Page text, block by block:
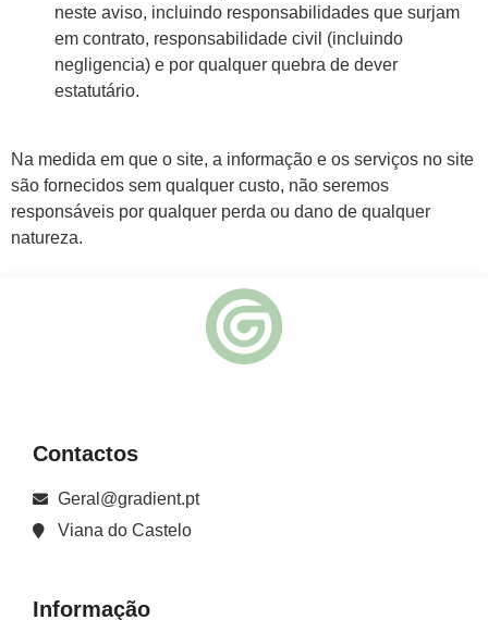
neste aviso, incluindo responsabilidades que surjam
em contrato, responsabilidade civil (incluindo
negligencia) e por qualquer quebra de dever
estatutário.
Na medida em que o site, a informação e os serviços no site
são fornecidos sem qualquer custo, não seremos
responsáveis por qualquer perda ou dano de qualquer
natureza.
Contactos
Geral@gradient.pt
Viana do Castelo
Informação